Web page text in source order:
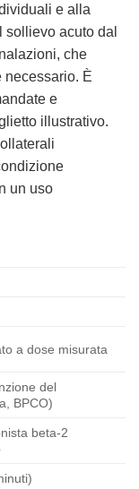
e alla
acuto dal
che
necessario. È
e
illustrativo.
un uso
a dose misurata
del
BPCO)
beta-2